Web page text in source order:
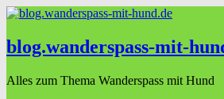
blog.wanderspass-mit-
Alles zum Thema Wanderspass mit Hund